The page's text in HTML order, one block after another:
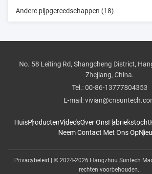
Andere pijpgereedschappen (18)
No. 58 Leiting Rd, Shangcheng District,
Zhejiang, China.
Tel.:00-86-13777804353
E-mail:
HuisProductenVideo'sOver OnsFabriekstocht
Neem Contact Met Ons Op
Privacybeleid
| © 2024-2026 Hangzhou Suntech
rechten voorbehouden..